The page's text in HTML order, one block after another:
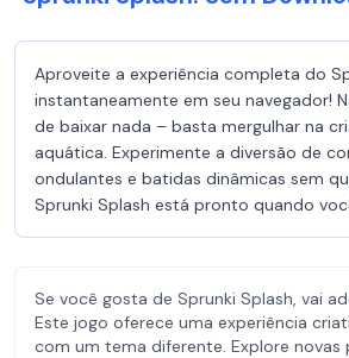
Aproveite a experiência completa do
instantaneamente em seu navegador!
de baixar nada – basta mergulhar na
aquática. Experimente a diversão de
ondulantes e batidas dinâmicas sem
Sprunki Splash está pronto quando
Se você gosta de Sprunki Splash, vai
Este jogo oferece uma experiência
com um tema diferente. Explore novas